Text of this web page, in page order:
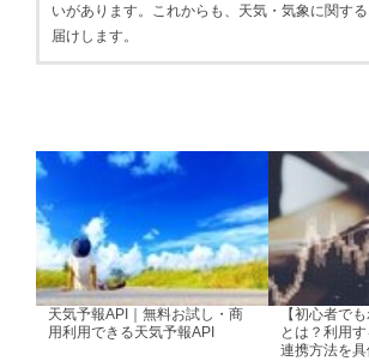
いがあります。これからも、天気・気象に関す
届けします。
天気予報API｜無料お試し・商
用利用できる天気予報API
【初心者で
とは？利用
連携方法を